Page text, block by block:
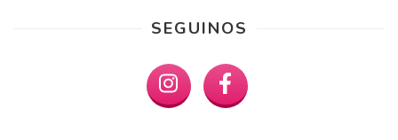
SEGUINOS